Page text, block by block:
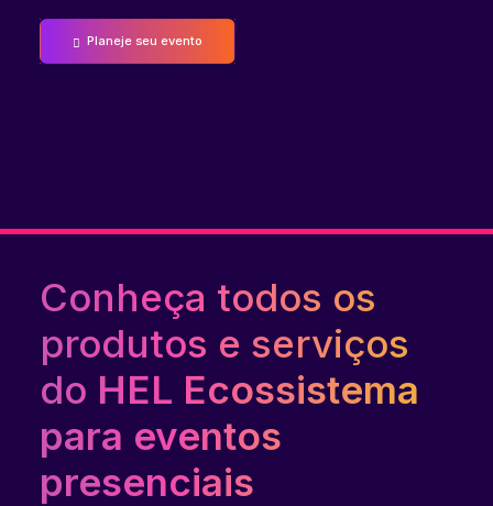
Planeje seu evento
Conheça todos os
produtos e serviços
do HEL Ecossistema
para eventos
presenciais